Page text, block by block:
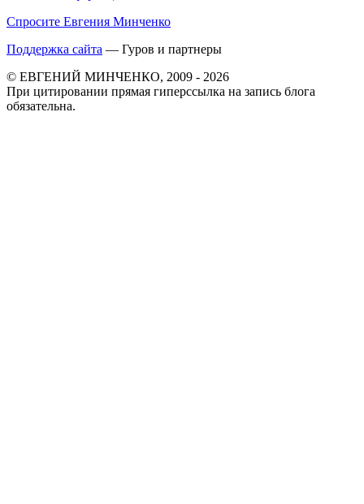
Спросите Евгения Минченко
Поддержка сайта — Гуров и партнеры
© ЕВГЕНИЙ МИНЧЕНКО, 2009 - 2026
При цитировании прямая гиперссылка на запись блога
обязательна.